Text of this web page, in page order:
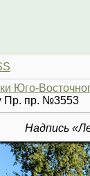
Юго-
Пр. пр. №3553
Надпись